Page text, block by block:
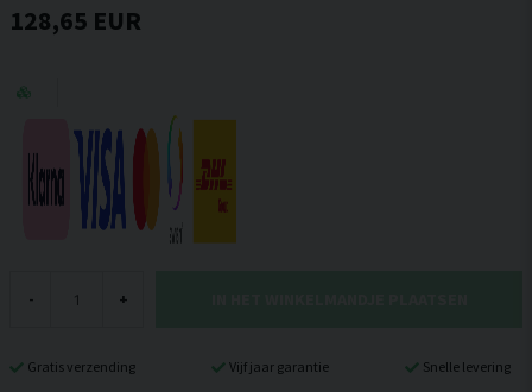
128,65 EUR
- +
Gratis verzending Vijf jaar garantie Snelle levering